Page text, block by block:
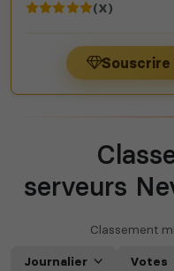
(X)
serveurs
Classement
Journalier Votes